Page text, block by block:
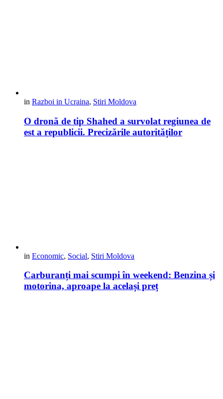
in Razboi in Ucraina, Stiri Moldova
O dronă de tip Shahed a survolat regiunea de
est a republicii. Precizările autorităților
in Economic, Social, Stiri Moldova
Carburanți mai scumpi în weekend: Benzina și
motorina, aproape la același preț